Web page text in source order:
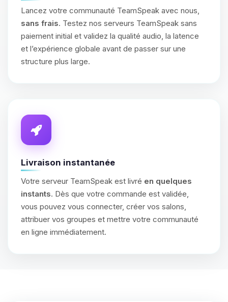
Lancez votre communauté TeamSpeak avec nous,
sans frais. Testez nos serveurs TeamSpeak sans
paiement initial et validez la qualité audio, la latence
et l’expérience globale avant de passer sur une
structure plus large.
Livraison instantanée
Votre serveur TeamSpeak est livré en quelques
instants. Dès que votre commande est validée,
vous pouvez vous connecter, créer vos salons,
attribuer vos groupes et mettre votre communauté
en ligne immédiatement.